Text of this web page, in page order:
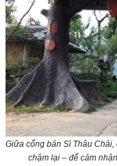
Giữa cổng bản Sì Thâu
chậm lại – để cảm